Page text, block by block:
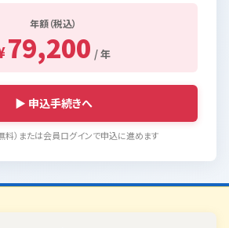
年額（税込）
79,200 / 年
▶ 申込手続きへ
料）または会員ログインで申込に進めます